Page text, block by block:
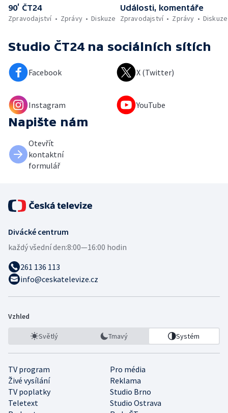
90’ ČT24
Zpravodajství
Zprávy Diskuze
Události, komentáře
Zpravodajství
Zprávy Diskuze
Studio ČT24 na sociálních sítích
Facebook X (Twitter)
Instagram YouTube
Napište nám
Otevřít
kontaktní
formulář
Divácké centrum
každý všední den:8:00—16:00 hodin
261 136 113
info@ceskatelevize.cz
Vzhled
Světlý Tmavý Systém
TV program
Pro média
Živé vysílání
Reklama
TV poplatky
Studio Brno
Teletext
Studio Ostrava